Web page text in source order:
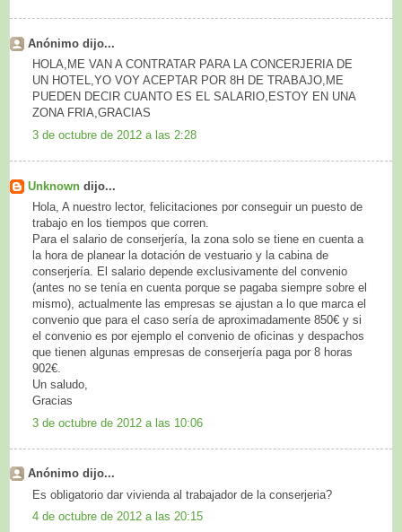
Anónimo dijo...
HOLA,ME VAN A CONTRATAR PARA LA CONCERJERIA DE
UN HOTEL,YO VOY ACEPTAR POR 8H DE TRABAJO,ME
PUEDEN DECIR CUANTO ES EL SALARIO,ESTOY EN UNA
ZONA FRIA,GRACIAS
3 de octubre de 2012 a las 2:28
Unknown dijo...
Hola, A nuestro lector, felicitaciones por conseguir un puesto de
trabajo en los tiempos que corren.
Para el salario de conserjería, la zona solo se tiene en cuenta a
la hora de planear la dotación de vestuario y la cabina de
conserjería. El salario depende exclusivamente del convenio
(antes no se tenía en cuenta porque se pagaba siempre sobre el
mismo), actualmente las empresas se ajustan a lo que marca el
convenio que para el caso sería de aproximadamente 850€ y si
el convenio es por ejemplo el convenio de oficinas y despachos
que tienen algunas empresas de conserjería paga por 8 horas
902€.
Un saludo,
Gracias
3 de octubre de 2012 a las 10:06
Anónimo dijo...
Es obligatorio dar vivienda al trabajador de la conserjeria?
4 de octubre de 2012 a las 20:15